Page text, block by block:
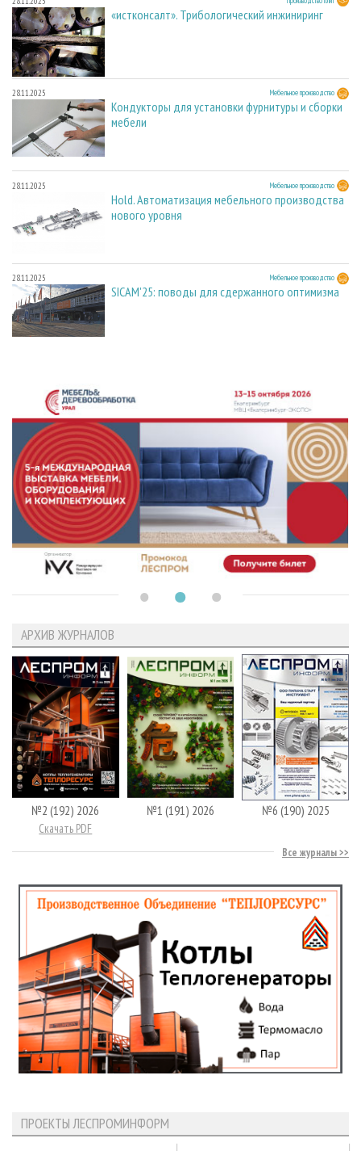
«истконсалт». Трибологический инжиниринг
28.11.2025 Мебельное производство
Кондукторы для установки фурнитуры и сборки
мебели
28.11.2025 Мебельное производство
Hold. Автоматизация мебельного производства
нового уровня
28.11.2025 Мебельное производство
SICAM'25: поводы для сдержанного оптимизма
АРХИВ ЖУРНАЛОВ
№2 (192) 2026
Скачать PDF
№1 (191) 2026 №6 (190) 2025
Все журналы
ПРОЕКТЫ ЛЕСПРОМИНФОРМ